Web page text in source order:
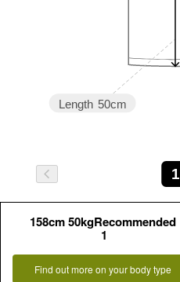
Length 50cm
1
158cm 50kgRecommended
1
Find out more on your body type